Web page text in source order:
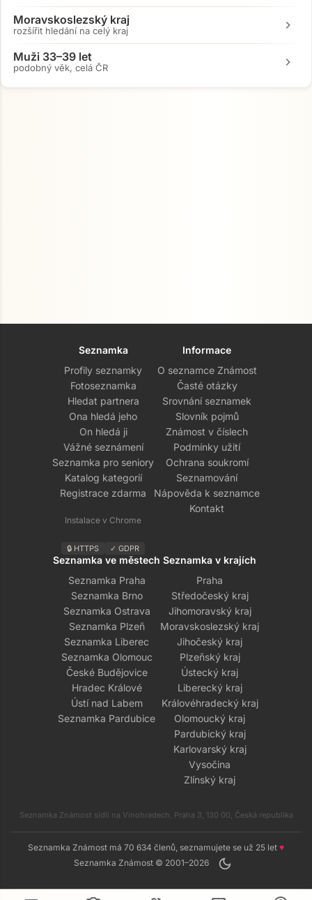
Moravskoslezský kraj
rozšířit hledání na celý kraj chevron_right
Muži 33–39 let
podobný věk, celá ČR chevron_right
Seznamka
Profily seznamky
Fotoseznamka
Hledat partnera
Ona hledá jeho
On hledá ji
Vážné seznámení
Seznamka pro seniory
Katalog kategorií
Registrace zdarma
Instalace v Chrome
🔒 HTTPS ✓ GDPR
Informace
O seznamce Známost
Časté otázky
Srovnání seznamek
Slovník pojmů
Známost v číslech
Podmínky užití
Ochrana soukromí
Seznamování
Nápověda k seznamce
Kontakt
Seznamka ve městech
Seznamka Praha
Seznamka Brno
Seznamka Ostrava
Seznamka Plzeň
Seznamka Liberec
Seznamka Olomouc
České Budějovice
Hradec Králové
Ústí nad Labem
Seznamka Pardubice
Seznamka v krajích
Praha
Středočeský kraj
Jihomoravský kraj
Moravskoslezský kraj
Jihočeský kraj
Plzeňský kraj
Ústecký kraj
Liberecký kraj
Královéhradecký kraj
Olomoucký kraj
Pardubický kraj
Karlovarský kraj
Vysočina
Zlínský kraj
Seznamka Známost sídlí na Vinohradech, Praha 3, 130 00, Česká republika
Seznamka Známost má 70 634 členů, seznamujete se už 25 let ♥
Seznamka Známost © 2001–2026
dark_mode